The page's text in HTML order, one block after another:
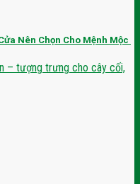
Nên Chọn Cho Mệnh Mộc
– tượng trưng cho cây cối,